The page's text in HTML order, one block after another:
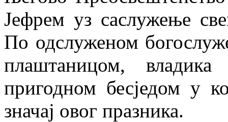
Јефрем уз саслужење
По одслуженом
плаштаницом,
пригодном бесједом у
значај овог празника.